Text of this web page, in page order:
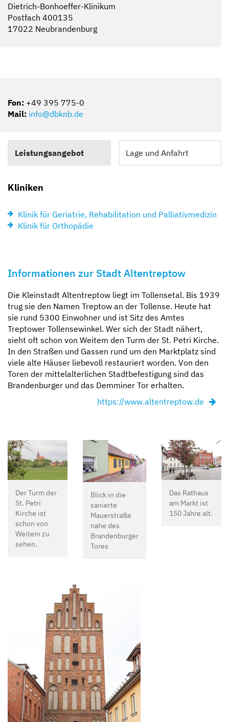
Dietrich-Bonhoeffer-Klinikum
Postfach 400135
17022 Neubrandenburg
Fon: +49 395 775-0
Mail: info@dbknb.de
Leistungsangebot Lage und Anfahrt
Kliniken
Klinik für Geriatrie, Rehabilitation und Palliativmedizin
Klinik für Orthopädie
Informationen zur Stadt Altentreptow
Die Kleinstadt Altentreptow liegt im Tollensetal. Bis 1939
trug sie den Namen Treptow an der Tollense. Heute hat
sie rund 5300 Einwohner und ist Sitz des Amtes
Treptower Tollensewinkel. Wer sich der Stadt nähert,
sieht oft schon von Weitem den Turm der St. Petri Kirche.
In den Straßen und Gassen rund um den Marktplatz sind
viele alte Häuser liebevoll restauriert worden. Von den
Toren der mittelalterlichen Stadtbefestigung sind das
Brandenburger und das Demminer Tor erhalten.
https://www.altentreptow.de
Der Turm der
St. Petri
Kirche ist
schon von
Weitem zu
sehen.
Blick in die
sanierte
Mauerstraße
nahe des
Brandenburger
Tores
Das Rathaus
am Markt ist
150 Jahre alt.